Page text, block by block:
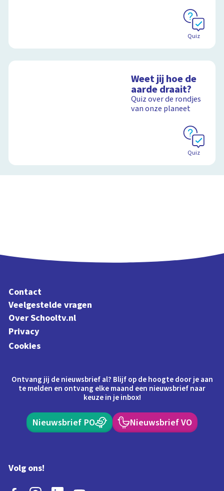
Quiz
Weet jij hoe de
aarde draait?
Quiz over de rondjes
van onze planeet
Quiz
Contact
Veelgestelde vragen
Over Schooltv.nl
Privacy
Cookies
Ontvang jij de nieuwsbrief al? Blijf op de hoogte door je aan
te melden en ontvang elke maand een nieuwsbrief naar
keuze in je inbox!
Nieuwsbrief PO Nieuwsbrief VO
Volg ons!